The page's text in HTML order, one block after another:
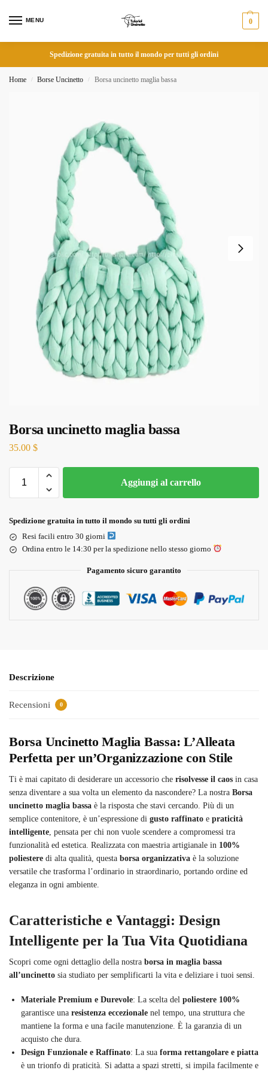
MENU 0
Spedizione gratuita in tutto il mondo per tutti gli ordini
Home / Borse Uncinetto / Borsa uncinetto maglia bassa
Borsa uncinetto maglia bassa
35.00 $
Aggiungi al carrello
Spedizione gratuita in tutto il mondo su tutti gli ordini
Resi facili entro 30 giorni
Ordina entro le 14:30 per la spedizione nello stesso giorno
Pagamento sicuro garantito
Descrizione
Recensioni 0
Borsa Uncinetto Maglia Bassa: L’Alleata
Perfetta per un’Organizzazione con Stile
Ti è mai capitato di desiderare un accessorio che risolvesse il caos in casa
senza diventare a sua volta un elemento da nascondere? La nostra Borsa
uncinetto maglia bassa è la risposta che stavi cercando. Più di un
semplice contenitore, è un’espressione di gusto raffinato e praticità
intelligente , pensata per chi non vuole scendere a compromessi tra
funzionalità ed estetica. Realizzata con maestria artigianale in 100%
poliestere di alta qualità, questa borsa organizzativa è la soluzione
versatile che trasforma l’ordinario in straordinario, portando ordine ed
eleganza in ogni ambiente.
Caratteristiche e Vantaggi: Design
Intelligente per la Tua Vita Quotidiana
Scopri come ogni dettaglio della nostra borsa in maglia bassa
all’uncinetto sia studiato per semplificarti la vita e deliziare i tuoi sensi.
Materiale Premium e Durevole: La scelta del poliestere 100%
garantisce una resistenza eccezionale nel tempo, una struttura che
mantiene la forma e una facile manutenzione. È la garanzia di un
acquisto che dura.
Design Funzionale e Raffinato: La sua forma rettangolare e piatta
è un trionfo di praticità. Si adatta a spazi stretti, si impila facilmente e